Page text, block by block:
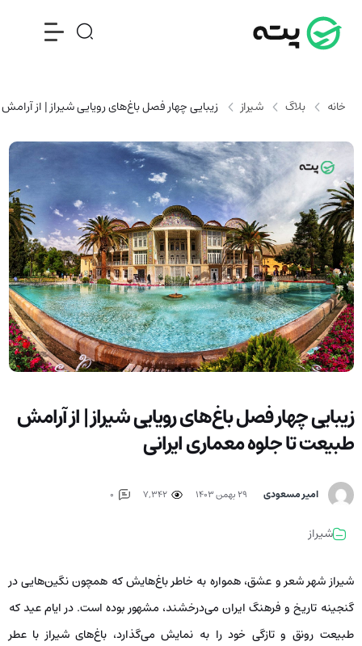
خانه بلاگ شیراز زیبایی چهار فصل باغ‌های رویایی شیراز | از
زیبایی چهار فصل باغ‌های رویایی شیراز | از آرامش
طبیعت تا جلوه معماری ایرانی
امیر مسعودی ۲۹ بهمن ۱۴۰۳ 7,342
شیراز
شیراز شهر شعر و عشق، همواره به خاطر باغ‌هایش که همچون نگین‌هایی در
گنجینه تاریخ و فرهنگ ایران می‌درخشند، مشهور بوده است. در ایام عید که
طبیعت رونق و تازگی خود را به نمایش می‌گذارد، باغ‌های شیراز با عطر